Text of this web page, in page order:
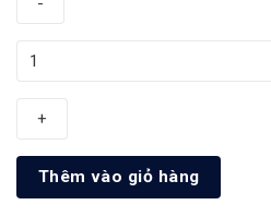
Máy
Electrolux
Inverter
Giặt
10Kg
Thêm vào giỏ hàng